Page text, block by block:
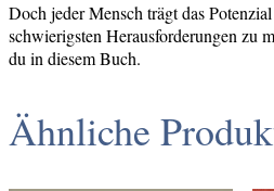
Doch jeder Mensch trägt das
schwierigsten Herausforderungen zu
du in diesem Buch.
Ähnliche